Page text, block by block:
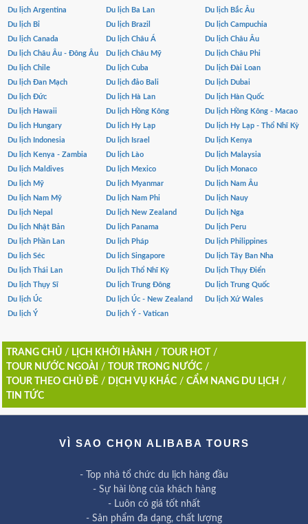
Du lịch Argentina
Du lịch Ba Lan
Du lịch Bắc Âu
Du lịch Bỉ
Du lịch Brazil
Du lịch Campuchia
Du lịch Canada
Du lịch Châu Á
Du lịch Châu Âu
Du lịch Châu Âu - Đông Âu
Du lịch Châu Mỹ
Du lịch Châu Phi
Du lịch Chile
Du lịch Cuba
Du lịch Đài Loan
Du lịch Đan Mạch
Du lịch đảo Bali
Du lịch Dubai
Du lịch Đức
Du lịch Hà Lan
Du lịch Hàn Quốc
Du lịch Hawaii
Du lịch Hồng Kông
Du lịch Hồng Kông - Macao
Du lịch Hungary
Du lịch Hy Lạp
Du lịch Hy Lạp - Thổ Nhĩ Kỳ
Du lịch Indonesia
Du lịch Israel
Du lịch Kenya
Du lịch Kenya - Zambia
Du lịch Lào
Du lịch Malaysia
Du lịch Maldives
Du lịch Mexico
Du lịch Monaco
Du lịch Mỹ
Du lịch Myanmar
Du lịch Nam Âu
Du lịch Nam Mỹ
Du lịch Nam Phi
Du lịch Nauy
Du lịch Nepal
Du lịch New Zealand
Du lịch Nga
Du lịch Nhật Bản
Du lịch Panama
Du lịch Peru
Du lịch Phần Lan
Du lịch Pháp
Du lịch Philippines
Du lịch Séc
Du lịch Singapore
Du lịch Tây Ban Nha
Du lịch Thái Lan
Du lịch Thổ Nhĩ Kỳ
Du lịch Thụy Điển
Du lịch Thụy Sĩ
Du lịch Trung Đông
Du lịch Trung Quốc
Du lịch Úc
Du lịch Úc - New Zealand
Du lịch Xứ Wales
Du lịch Ý
Du lịch Ý - Vatican
TRANG CHỦ/ LỊCH KHỞI HÀNH / TOUR HOT/
TOUR NƯỚC NGOÀI
/ TOUR TRONG NƯỚC/
TOUR THEO CHỦ ĐỀ/ DỊCH VỤ KHÁC/ CẨM NANG DU LỊCH /
TIN TỨC
VÌ SAO CHỌN ALIBABA TOURS
- Top nhà tổ chức du lịch hàng đầu
- Sự hài lòng của khách hàng
- Luôn có giá tốt nhất
- Sản phẩm đa dạng, chất lượng